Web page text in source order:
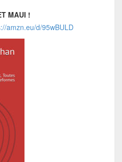
MAUI !
amzn.eu/d/95wBULD